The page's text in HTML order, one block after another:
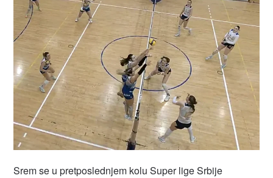
Srem se u pretposlednjem kolu Super lige Srbije